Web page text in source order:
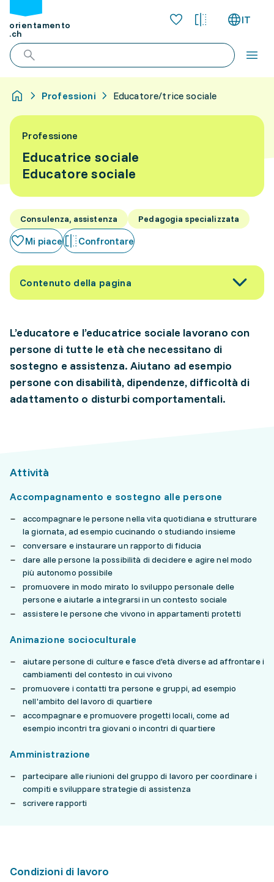
orientamento
.ch
IT
Professioni Educatore/trice sociale
Professione
Educatrice sociale
Educatore sociale
Consulenza, assistenza Pedagogia specializzata
Mi piace Confrontare
Contenuto della pagina
L’educatore e l’educatrice sociale lavorano con
persone di tutte le età che necessitano di
sostegno e assistenza. Aiutano ad esempio
persone con disabilità, dipendenze, difficoltà di
adattamento o disturbi comportamentali.
Attività
Accompagnamento e sostegno alle persone
accompagnare le persone nella vita quotidiana e strutturare
la giornata, ad esempio cucinando o studiando insieme
conversare e instaurare un rapporto di fiducia
dare alle persone la possibilità di decidere e agire nel modo
più autonomo possibile
promuovere in modo mirato lo sviluppo personale delle
persone e aiutarle a integrarsi in un contesto sociale
assistere le persone che vivono in appartamenti protetti
Animazione socioculturale
aiutare persone di culture e fasce d'età diverse ad affrontare i
cambiamenti del contesto in cui vivono
promuovere i contatti tra persone e gruppi, ad esempio
nell'ambito del lavoro di quartiere
accompagnare e promuovere progetti locali, come ad
esempio incontri tra giovani o incontri di quartiere
Amministrazione
partecipare alle riunioni del gruppo di lavoro per coordinare i
compiti e sviluppare strategie di assistenza
scrivere rapporti
Condizioni di lavoro